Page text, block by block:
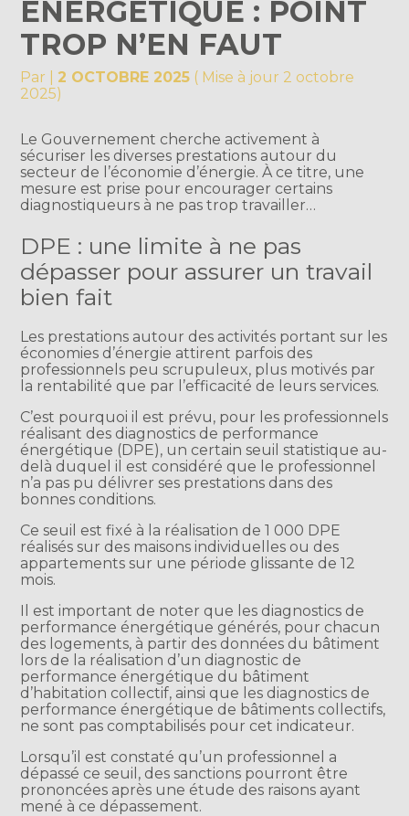
ÉNERGÉTIQUE : POINT
TROP N’EN FAUT
Par 2 OCTOBRE 2025 ( Mise à jour 2 octobre
2025)
Le Gouvernement cherche activement à
sécuriser les diverses prestations autour du
secteur de l’économie d’énergie. À ce titre, une
mesure est prise pour encourager certains
diagnostiqueurs à ne pas trop travailler…
DPE : une limite à ne pas
dépasser pour assurer un travail
bien fait
Les prestations autour des activités portant sur les
économies d’énergie attirent parfois des
professionnels peu scrupuleux, plus motivés par
la rentabilité que par l’efficacité de leurs services.
C’est pourquoi il est prévu, pour les professionnels
réalisant des diagnostics de performance
énergétique (DPE), un certain seuil statistique au-
delà duquel il est considéré que le professionnel
n’a pas pu délivrer ses prestations dans des
bonnes conditions.
Ce seuil est fixé à la réalisation de 1 000 DPE
réalisés sur des maisons individuelles ou des
appartements sur une période glissante de 12
mois.
Il est important de noter que les diagnostics de
performance énergétique générés, pour chacun
des logements, à partir des données du bâtiment
lors de la réalisation d’un diagnostic de
performance énergétique du bâtiment
d’habitation collectif, ainsi que les diagnostics de
performance énergétique de bâtiments collectifs,
ne sont pas comptabilisés pour cet indicateur.
Lorsqu’il est constaté qu’un professionnel a
dépassé ce seuil, des sanctions pourront être
prononcées après une étude des raisons ayant
mené à ce dépassement.